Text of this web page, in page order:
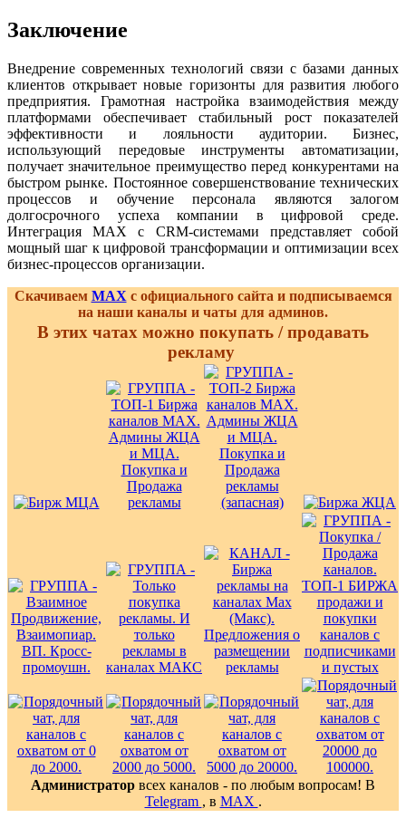
Заключение
Внедрение современных технологий связи с базами данных
клиентов открывает новые горизонты для развития любого
предприятия. Грамотная настройка взаимодействия между
платформами обеспечивает стабильный рост показателей
эффективности и лояльности аудитории. Бизнес,
использующий передовые инструменты автоматизации,
получает значительное преимущество перед конкурентами на
быстром рынке. Постоянное совершенствование технических
процессов и обучение персонала являются залогом
долгосрочного успеха компании в цифровой среде.
Интеграция MAX с CRM-системами представляет собой
мощный шаг к цифровой трансформации и оптимизации всех
бизнес-процессов организации.
Скачиваем MAX с официального сайта и подписываемся
на наши каналы и чаты для админов.
В этих чатах можно покупать / продавать
рекламу
Администратор всех каналов - по любым вопросам! В
Telegram , в MAX .